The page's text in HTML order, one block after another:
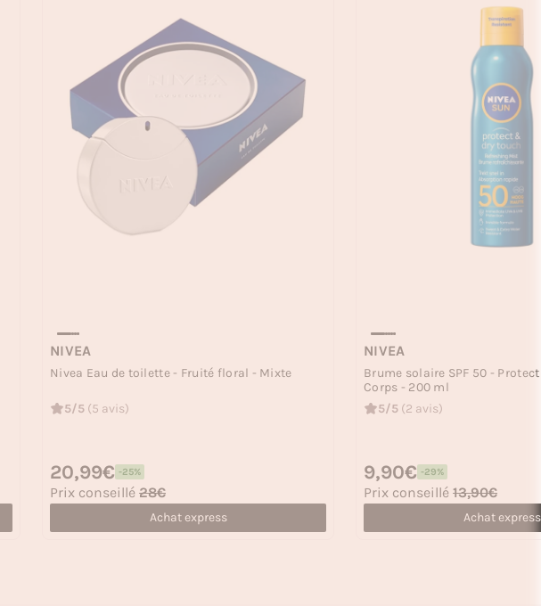
NIVEA
Nivea Eau de toilette - Fruité floral - Mixte
5/5 (5 avis)
Prix soldé
20,99€ -25%
Prix habituel
Prix conseillé 28€
Achat express
NIVEA
Brume solaire SPF 50 -
Corps - 200 ml
5/5 (2 avis)
Prix soldé
9,90€ -29%
Prix habituel
Prix conseillé 13,90€
Achat express